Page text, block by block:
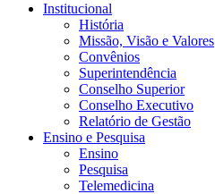
Institucional
História
Missão, Visão e Valores
Convênios
Superintendência
Conselho Superior
Conselho Executivo
Relatório de Gestão
Ensino e Pesquisa
Ensino
Pesquisa
Telemedicina